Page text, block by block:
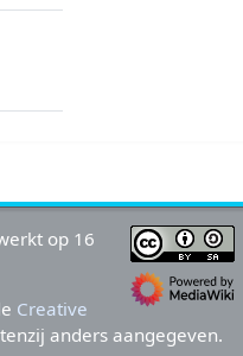
op 16
Creative
tenzij anders aangegeven.